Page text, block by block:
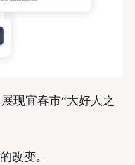
现宜春市“大好人之
改变。